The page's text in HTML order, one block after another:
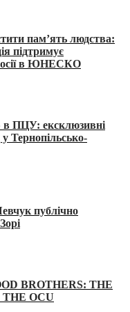
пам’ять людства:
підтримує
в ЮНЕСКО
ексклюзивні
Тернопільсько-
публічно
BROTHERS: THE
OCU